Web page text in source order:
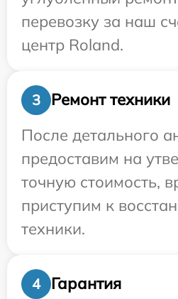
перевозку за наш
центр Roland.
3
Ремонт техники
После детального
предоставим на
точную стоимость,
приступим к
техники.
4 Гарантия